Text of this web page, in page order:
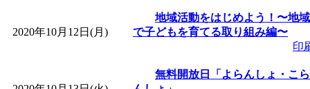
de 健康づくり」」 受
皆鶴姫のこびる塾
2020年10月12日(月)
地域活動をはじめよう！〜地域
で子どもを育てる取り組み編〜
印
無料開放日「よらんしょ・こら